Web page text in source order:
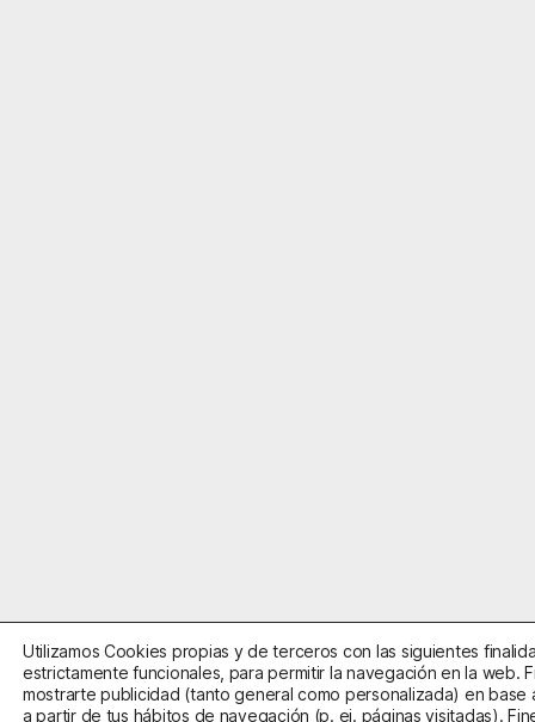
Utilizamos Cookies propias y de terceros con las siguientes
estrictamente funcionales, para permitir la navegación en la web.
mostrarte publicidad (tanto general como personalizada) en base
a partir de tus hábitos de navegación (p. ej. páginas visitadas).